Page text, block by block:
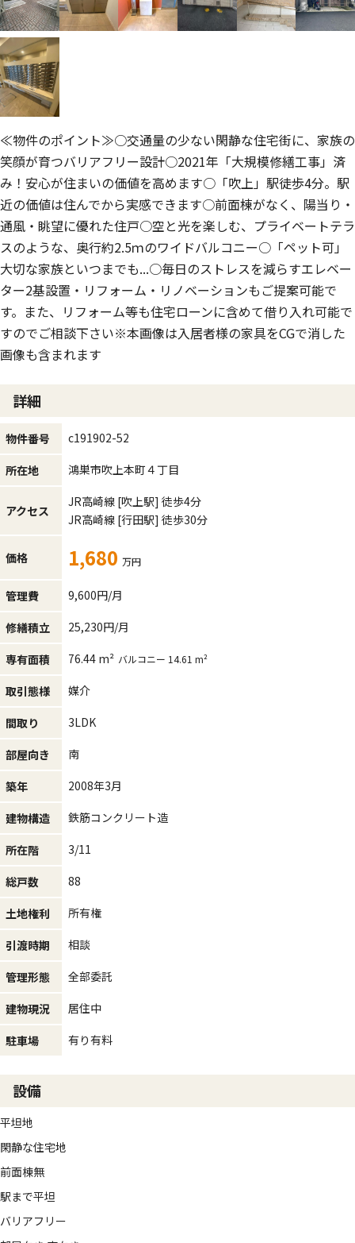
≪物件のポイント≫○交通量の少ない閑静な住宅街に、家族の
笑顔が育つバリアフリー設計○2021年「大規模修繕工事」済
み！安心が住まいの価値を高めます○「吹上」駅徒歩4分。駅
近の価値は住んでから実感できます○前面棟がなく、陽当り・
通風・眺望に優れた住戸○空と光を楽しむ、プライベートテラ
スのような、奥行約2.5ｍのワイドバルコニー○「ペット可」
大切な家族といつまでも...○毎日のストレスを減らすエレベー
ター2基設置・リフォーム・リノベーションもご提案可能で
す。また、リフォーム等も住宅ローンに含めて借り入れ可能で
すのでご相談下さい※本画像は入居者様の家具をCGで消した
画像も含まれます
詳細
物件番号 c191902-52
所在地 鴻巣市吹上本町４丁目
アクセス
JR高崎線 [吹上駅] 徒歩4分
JR高崎線 [行田駅] 徒歩30分
価格 1,680 万円
管理費 9,600円/月
修繕積立 25,230円/月
専有面積 76.44 m² バルコニー 14.61 m²
取引態様 媒介
間取り 3LDK
部屋向き 南
築年 2008年3月
建物構造 鉄筋コンクリート造
所在階 3/11
総戸数 88
土地権利 所有権
引渡時期 相談
管理形態 全部委託
建物現況 居住中
駐車場 有り有料
設備
平坦地
閑静な住宅地
前面棟無
駅まで平坦
バリアフリー